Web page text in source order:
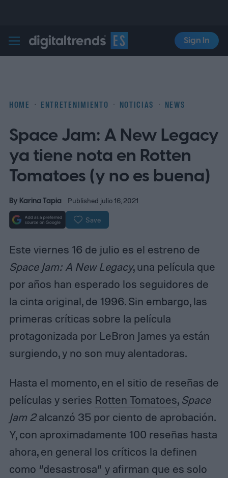
Digital Trends Español
Sign In
HOME ENTRETENIMIENTO NOTICIAS NEWS
Space Jam: A New Legacy
ya tiene nota en Rotten
Tomatoes (y no es buena)
By Karina Tapia Published julio 16, 2021
Save
Este viernes 16 de julio es el estreno de
Space Jam: A New Legacy, una película que
por años han esperado los seguidores de
la cinta original, de 1996. Sin embargo, las
primeras críticas sobre la película
protagonizada por LeBron James ya están
surgiendo, y no son muy alentadoras.
Hasta el momento, en el sitio de reseñas de
películas y series Rotten Tomatoes, Space
Jam 2alcanzó 35 por ciento de aprobación.
Y, con aproximadamente 100 reseñas hasta
ahora, en general los críticos la definen
como “desastrosa” y afirman que es solo